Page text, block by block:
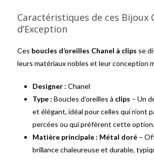
Caractéristiques de ces Bijoux
d’Exception
Ces boucles d’oreilles Chanel à clips se
leurs matériaux nobles et leur conception
Designer : Chanel
Type : Boucles d’oreilles à clips – Un
et élégant, idéal pour celles qui n’ont
percées ou qui préfèrent cette option.
Matière principale : Métal doré –
brillance chaleureuse et durable,